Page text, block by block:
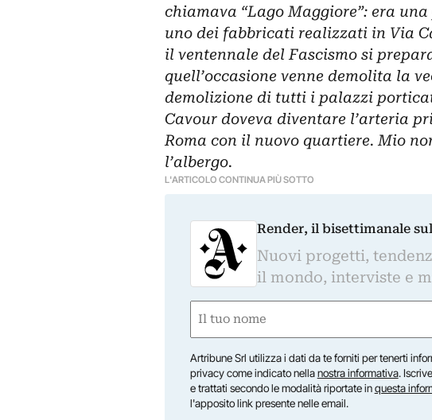
chiamava “Lago Maggiore”: era
uno dei fabbricati realizzati in Via
il ventennale del Fascismo si
quell’occasione venne demolita la
demolizione di tutti i palazzi
Cavour doveva diventare l’arteria
Roma con il nuovo quartiere. Mio
l’albergo.
L'ARTICOLO CONTINUA PIÙ SOTTO
Render, il bisettimanale
Nuovi progetti,
il mondo, interviste e
Nome
Nome
Artribune Srl utilizza i dati da te forniti per tenerti
privacy come indicato nellanostra informativa.
e trattati secondo le modalità riportate inquesta
l'apposito link presente nelle email.